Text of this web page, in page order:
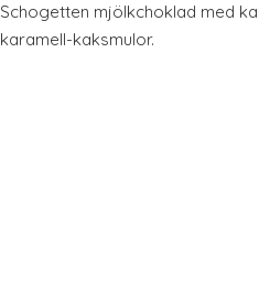
Schogetten mjölkchoklad med
karamell-kaksmulor.